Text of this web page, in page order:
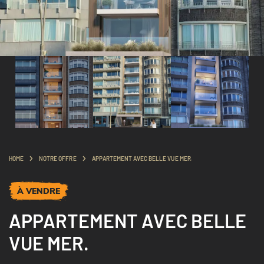
HOME NOTRE OFFRE APPARTEMENT AVEC BELLE VUE MER.
À VENDRE
APPARTEMENT AVEC BELLE
VUE MER.